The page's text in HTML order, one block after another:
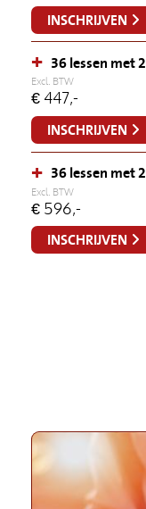
INSCHRIJVEN
+ 36 lessen met
Excl. BTW
€ 447,-
INSCHRIJVEN
+ 36 lessen met
Excl. BTW
€ 596,-
INSCHRIJVEN